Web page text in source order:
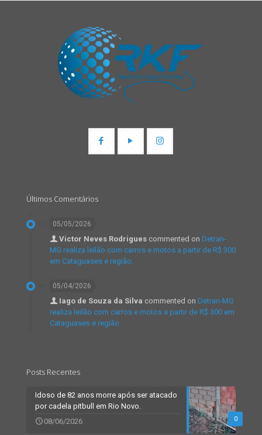
Últimos Comentários
05/05/2026
Victor Neves Rodrigues commented on Detran-
MG realiza leilão com carros e motos a partir de R$ 300
em Cataguases e região.
05/04/2026
Iago de Souza da Silva commented on Detran-MG
realiza leilão com carros e motos a partir de R$ 300 em
Cataguases e região.
Posts Recentes
0
Idoso de 82 anos morre após ser atacado
por cadela pitbull em Rio Novo.
08/06/2026